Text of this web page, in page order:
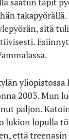
takapyörällä.
sitä
yliopistossa
2003. Mun
paljon.
lukion lopulla
että